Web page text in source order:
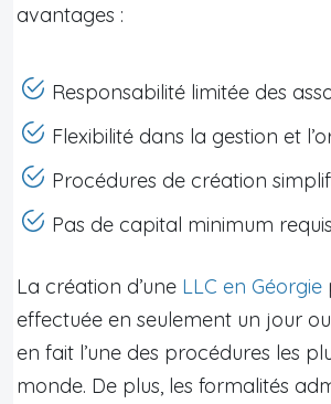
avantages :
Responsabilité limitée des
Flexibilité dans la gestion et
Procédures de création
Pas de capital minimum requis
La création d’une LLC en Géorgie
effectuée en seulement un jour
en fait l’une des procédures les
monde. De plus, les formalités